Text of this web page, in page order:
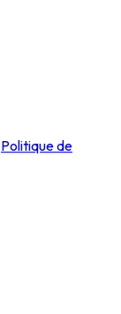
Politique de